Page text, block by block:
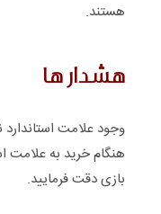
هستند.
هشدار ها
وجود علامت
هنگام خرید به علامت
بازی دقت فرمایید.